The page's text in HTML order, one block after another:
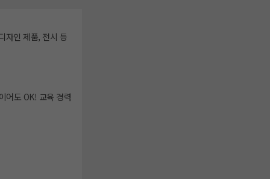
자인 제품, 전시 등
어도 OK! 교육 경력